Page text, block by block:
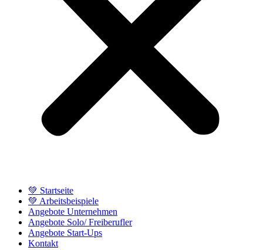
💚 Startseite
💚 Arbeitsbeispiele
Angebote Unternehmen
Angebote Solo/ Freiberufler
Angebote Start-Ups
Kontakt